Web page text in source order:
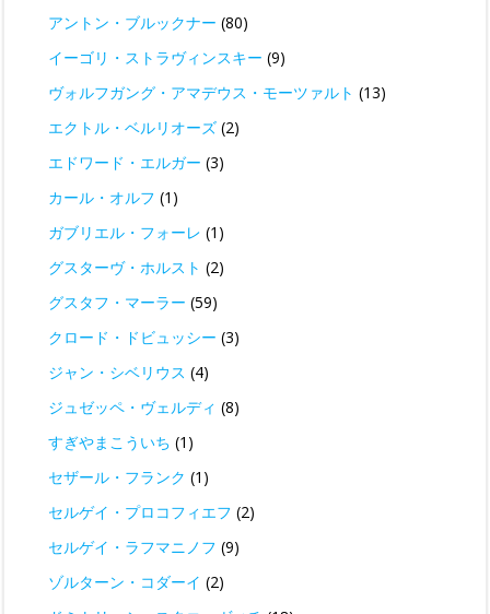
アントン・ブルックナー (80)
イーゴリ・ストラヴィンスキー (9)
ヴォルフガング・アマデウス・モーツァルト (13)
エクトル・ベルリオーズ (2)
エドワード・エルガー (3)
カール・オルフ (1)
ガブリエル・フォーレ (1)
グスターヴ・ホルスト (2)
グスタフ・マーラー (59)
クロード・ドビュッシー (3)
ジャン・シベリウス (4)
ジュゼッペ・ヴェルディ (8)
すぎやまこういち (1)
セザール・フランク (1)
セルゲイ・プロコフィエフ (2)
セルゲイ・ラフマニノフ (9)
ゾルターン・コダーイ (2)